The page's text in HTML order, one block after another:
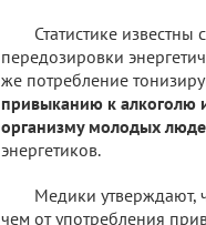
Статистике известны
передозировки
же потребление
привыканию к алкоголю
организму молодых
энергетиков.
Медики утверждают,
чем от употребления